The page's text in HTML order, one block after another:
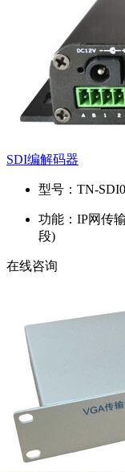
SDI编解码器
型号： TN-
功能： IP网传
段)
在线咨询